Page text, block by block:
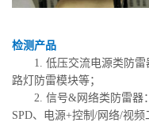
检测产品
1. 低压交流电源类防雷
路灯防雷模块等；
2. 信号&网络类防雷器
SPD、电源+控制/网络/视频